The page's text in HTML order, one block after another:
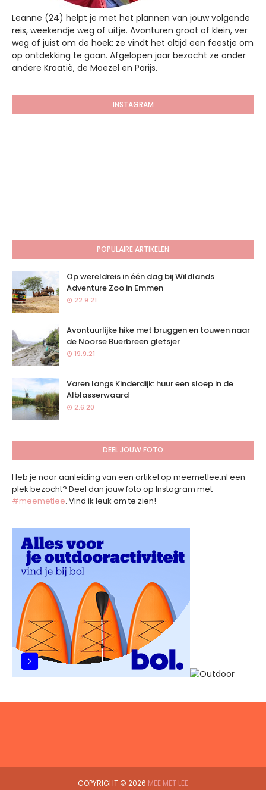
Leanne (24) helpt je met het plannen van jouw volgende
reis, weekendje weg of uitje. Avonturen groot of klein, ver
weg of juist om de hoek: ze vindt het altijd een feestje om
op ontdekking te gaan. Afgelopen jaar bezocht ze onder
andere Kroatië, de Moezel en Parijs.
INSTAGRAM
POPULAIRE ARTIKELEN
Op wereldreis in één dag bij Wildlands
Adventure Zoo in Emmen
22.9.21
Avontuurlijke hike met bruggen en touwen naar
de Noorse Buerbreen gletsjer
19.9.21
Varen langs Kinderdijk: huur een sloep in de
Alblasserwaard
2.6.20
DEEL JOUW FOTO
Heb je naar aanleiding van een artikel op meemetlee.nl een
plek bezocht? Deel dan jouw foto op Instagram met
#meemetlee. Vind ik leuk om te zien!
COPYRIGHT © 2026 MEE MET LEE